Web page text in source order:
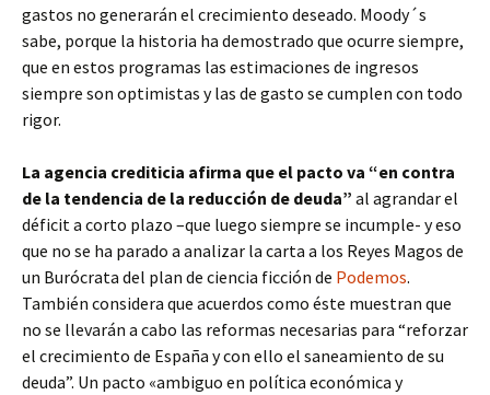
gastos no generarán el crecimiento deseado. Moody´s
sabe, porque la historia ha demostrado que ocurre siempre,
que en estos programas las estimaciones de ingresos
siempre son optimistas y las de gasto se cumplen con todo
rigor.
La agencia crediticia afirma que el pacto va “en contra
de la tendencia de la reducción de deuda” al agrandar el
déficit a corto plazo –que luego siempre se incumple- y eso
que no se ha parado a analizar la carta a los Reyes Magos de
un Burócrata del plan de ciencia ficción de Podemos.
También considera que acuerdos como éste muestran que
no se llevarán a cabo las reformas necesarias para “reforzar
el crecimiento de España y con ello el saneamiento de su
deuda”. Un pacto «ambiguo en política económica y